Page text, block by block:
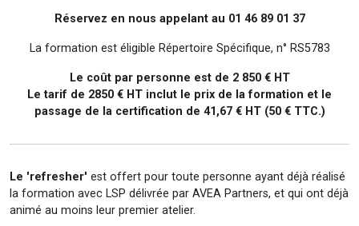
Réservez en nous appelant au 01 46 89 01 37
La formation est éligible Répertoire Spécifique, n° RS5783
Le coût par personne est de 2 850 € HT
Le tarif de 2850 € HT inclut le prix de la formation et le
passage de la certification de 41,67 € HT (50 € TTC.)
Le 'refresher' est offert pour toute personne ayant déjà réalisé
la formation avec LSP délivrée par AVEA Partners, et qui ont déjà
animé au moins leur premier atelier.